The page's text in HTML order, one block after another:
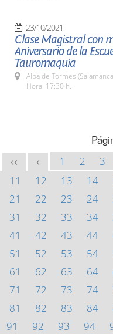
23/10/2021
Clase Magistral con
Aniversario de la
Tauromaquia
Alba de Tormes
Hora: 17:30 h.
<< < 1 2 3
11
12 13 14
21
22 23 24
31
32 33 34
41
42 43 44
51
52 53 54
61
62 63 64
71
72 73 74
81
82 83 84
91
92 93 94